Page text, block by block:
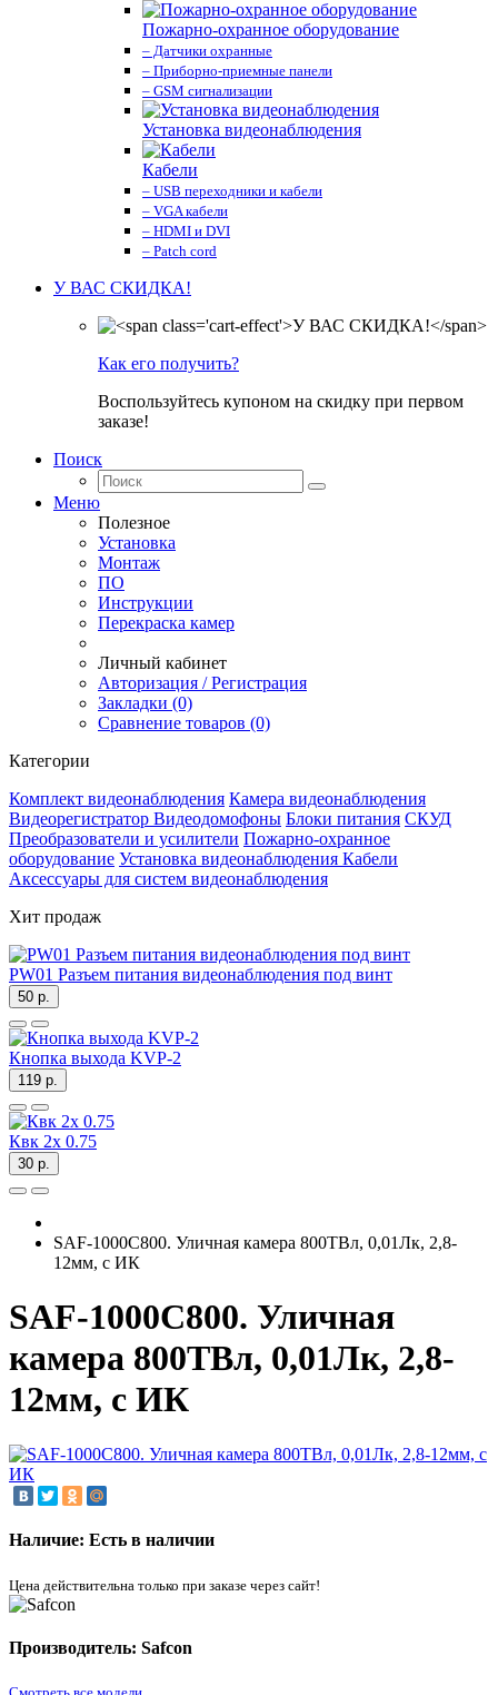
Пожарно-охранное оборудование
– Датчики охранные
– Приборно-приемные панели
– GSM сигнализации
Установка видеонаблюдения
Кабели
– USB переходники и кабели
– VGA кабели
– HDMI и DVI
– Patch cord
У ВАС СКИДКА!
Как его получить?
Воспользуйтесь купоном на скидку при первом
заказе!
Поиск
Меню
Полезное
Установка
Монтаж
ПО
Инструкции
Перекраска камер
Личный кабинет
Авторизация / Регистрация
Закладки (0)
Сравнение товаров (0)
Категории
Комплект видеонаблюдения Камера видеонаблюдения
Видеорегистратор Видеодомофоны Блоки питания СКУД
Преобразователи и усилители Пожарно-охранное
оборудование Установка видеонаблюдения Кабели
Аксессуары для систем видеонаблюдения
Хит продаж
PW01 Разъем питания видеонаблюдения под винт
50 р.
Кнопка выхода KVP-2
119 р.
Квк 2х 0.75
30 р.
SAF-1000C800. Уличная камера 800ТВл, 0,01Лк, 2,8-
12мм, с ИК
SAF-1000C800. Уличная
камера 800ТВл, 0,01Лк, 2,8-
12мм, с ИК
Наличие: Есть в наличии
Цена действительна только при заказе через сайт!
Производитель: Safcon